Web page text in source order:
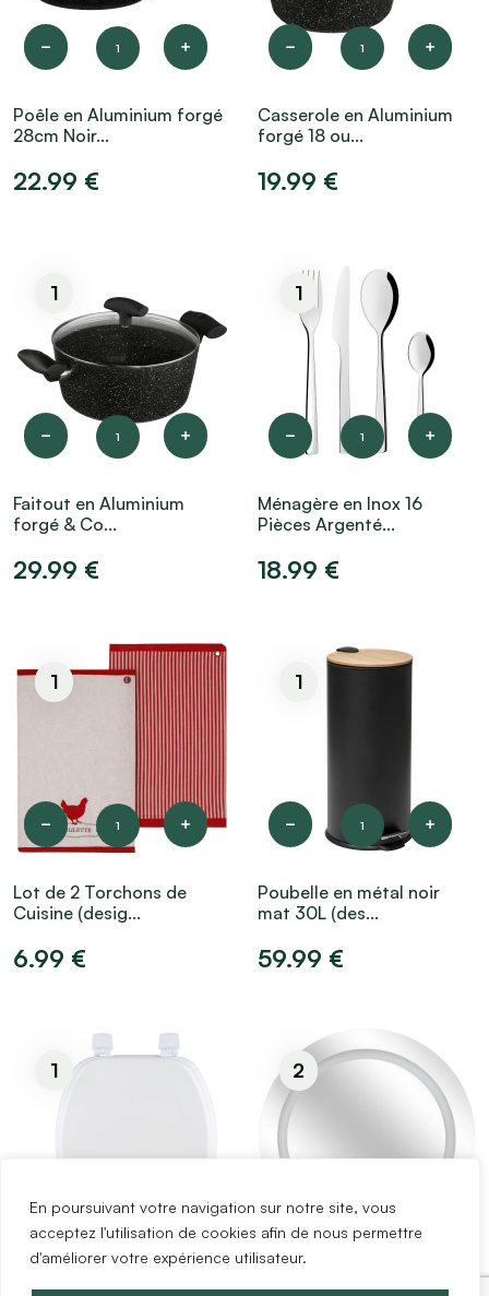
En poursuivant votre navigation sur notre site, vous
acceptez l'utilisation de cookies afin de nous permettre
d'améliorer votre expérience utilisateur.
1
Poêle en Aluminium forgé
28cm Noir...
22.99 €
1
Casserole en Aluminium
forgé 18 ou...
19.99 €
1
1
Faitout en Aluminium
forgé & Co...
29.99 €
1
1
Ménagère en Inox 16
Pièces Argenté...
18.99 €
1
1
Lot de 2 Torchons de
Cuisine (desig...
6.99 €
1
1
Poubelle en métal noir
mat 30L (des...
59.99 €
1
1
2
2